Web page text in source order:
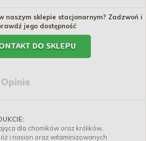
naszym sklepie stacjonarnym? Zadzwoń i
jego dostępność
DO SKLEPU
Opinie
dla chomików oraz królików,
i nasion oraz witaminizowanych